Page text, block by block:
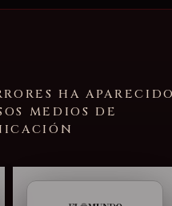
HA
MEDIOS DE